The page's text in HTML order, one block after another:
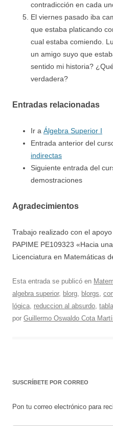
contradicción en cada
El viernes pasado iba
que estaba platicando
cual estaba comiendo.
un amigo suyo que
sentido mi historia?
verdadera?
Entradas relacionadas
Ir a Álgebra Superior I
Entrada anterior del
indirectas
Siguiente entrada del
demostraciones
Agradecimientos
Trabajo realizado con el
PAPIME PE109323 «Hacia
Licenciatura en Matemáticas
Esta entrada se publicó en
algebra superior, blorg, blorgs,
lógica, reduccion al absurdo,
por Guillermo Oswaldo Cota
SUSCRÍBETE POR CORREO
Pon tu correo electrónico para